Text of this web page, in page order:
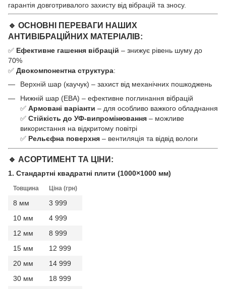
гарантія довготривалого захисту від вібрацій та зносу.
🔹 ОСНОВНІ ПЕРЕВАГИ НАШИХ
АНТИВІБРАЦІЙНИХ МАТЕРІАЛІВ:
✅ Ефективне гашення вібрацій – знижує рівень шуму до
70%
✅ Двокомпонентна структура:
Верхній шар (каучук) – захист від механічних пошкоджень
Нижній шар (ЕВА) – ефективне поглинання вібрацій
✅ Армовані варіанти – для особливо важкого обладнання
✅ Стійкість до УФ-випромінювання – можливе
використання на відкритому повітрі
✅ Рельєфна поверхня – вентиляція та відвід вологи
🔹 АСОРТИМЕНТ ТА ЦІНИ:
1. Стандартні квадратні плити (1000×1000 мм)
Товщина Ціна (грн)
8 мм
3 999
10 мм
4 999
12 мм
8 999
15 мм
12 999
20 мм
14 999
30 мм
18 999